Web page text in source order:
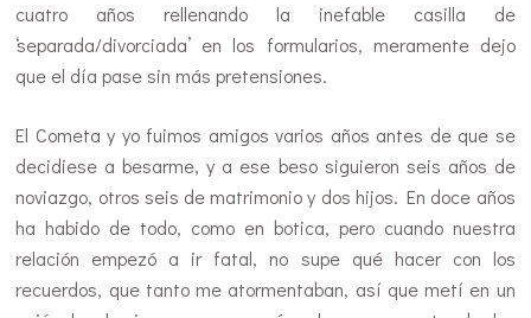
cuatro años rellenando la inefable casilla de
‘separada/divorciada’ en los formularios, meramente dejo
que el día pase sin más pretensiones.
El Cometa y yo fuimos amigos varios años antes de que se
decidiese a besarme, y a ese beso siguieron seis años de
noviazgo, otros seis de matrimonio y dos hijos. En doce años
ha habido de todo, como en botica, pero cuando nuestra
relación empezó a ir fatal, no supe qué hacer con los
recuerdos, que tanto me atormentaban, así que metí en un